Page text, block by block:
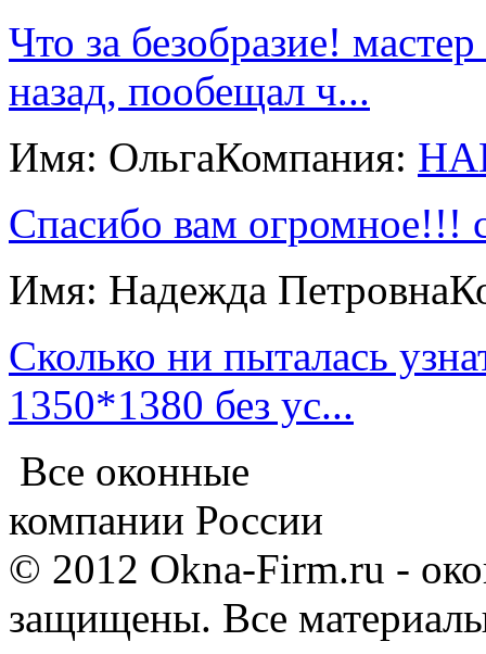
Что за безобразие!
назад, пообещал ч...
Имя: ОльгаКомпания:
Спасибо вам огромное!!!
Имя: Надежда Петровна
Сколько ни пыталась
1350*1380 без ус...
Все оконные
компании России
© 2012 Okna-Firm.ru -
защищены. Все